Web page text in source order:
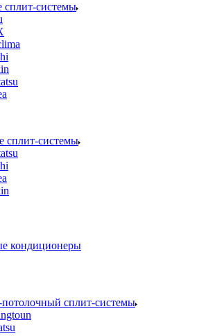
сплит-системы
сплит-системы
кондиционеры
сплит-системы